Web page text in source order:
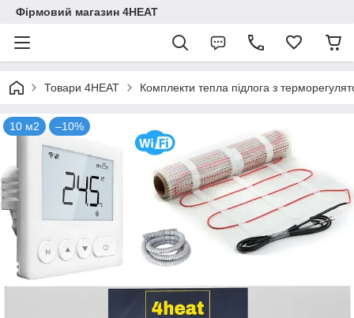
Фірмовий магазин 4HEAT
Товари 4HEAT Комплекти тепла підлога з
10 м2 –10%